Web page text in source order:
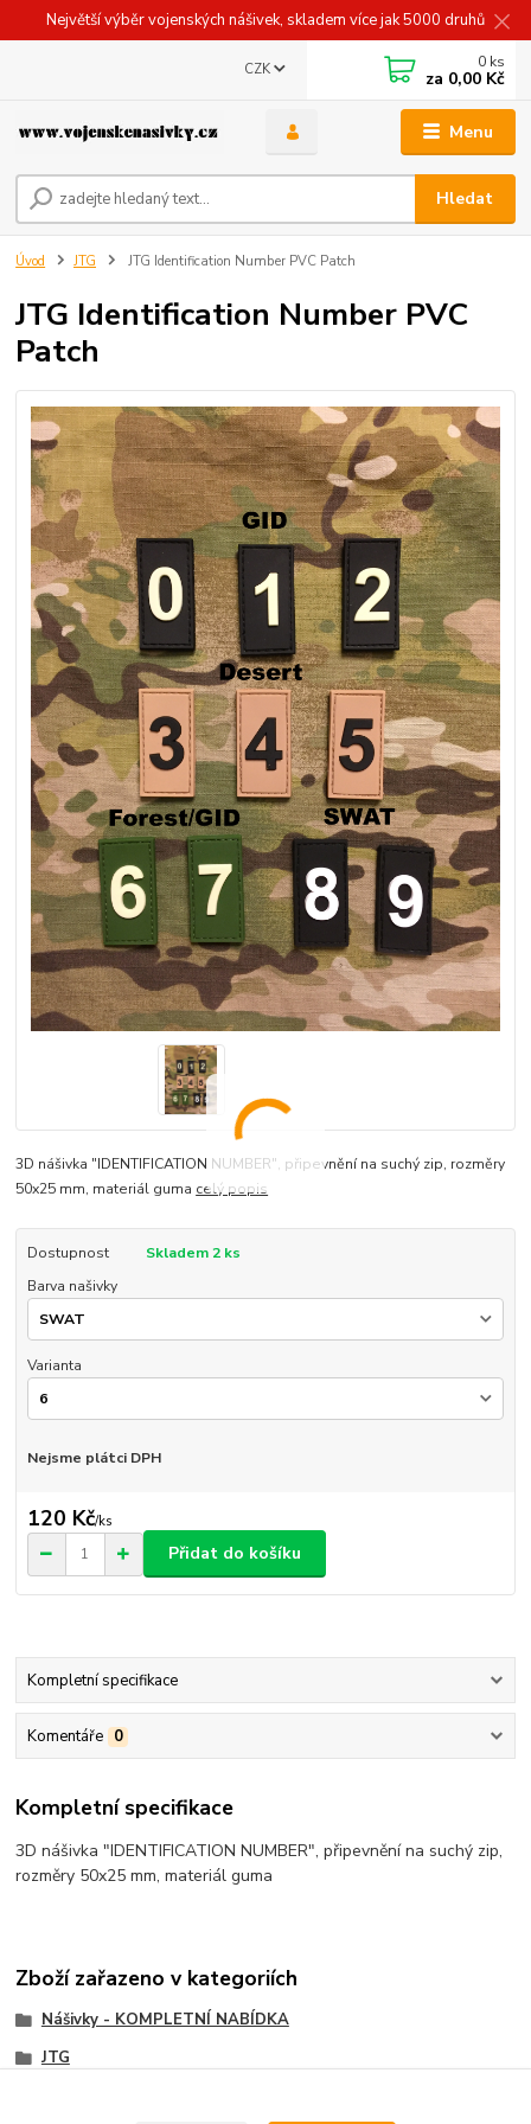
Největší výběr vojenských nášivek, skladem více jak 5000 druhů
Menu
CZK
Hledat
0 ks
za 0,00 Kč
Úvod JTG JTG Identification Number PVC Patch
JTG Identification Number PVC
Patch
3D nášivka "IDENTIFICATION NUMBER", připevnění na suchý zip, rozměry
50x25 mm, materiál guma celý popis
Dostupnost
Skladem 2 ks
Barva našivky
Varianta
Nejsme plátci DPH
120 Kč/ks
Přidat do košíku
Kompletní specifikace
Komentáře 0
Kompletní specifikace
3D nášivka "IDENTIFICATION NUMBER", připevnění na suchý zip,
rozměry 50x25 mm, materiál guma
Zboží zařazeno v kategoriích
Nášivky - KOMPLETNÍ NABÍDKA
JTG